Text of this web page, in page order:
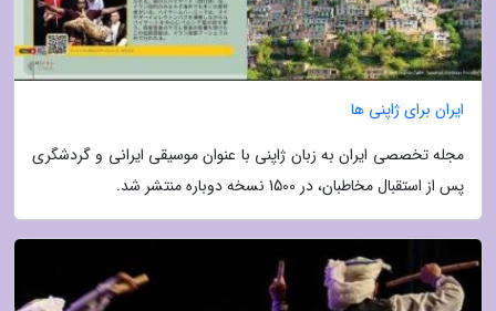
ایران برای ژاپنی ها
مجله تخصصی ایران به زبان ژاپنی با عنوان موسیقی ایرانی و گردشگری
پس از استقبال مخاطبان، در 1500 نسخه دوباره منتشر شد.